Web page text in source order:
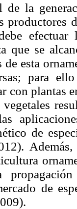
la
productores
efectuar
que se
de esta
para
con plantas
de
de